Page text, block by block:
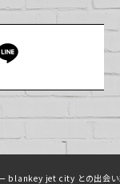
blankey jet city との出会